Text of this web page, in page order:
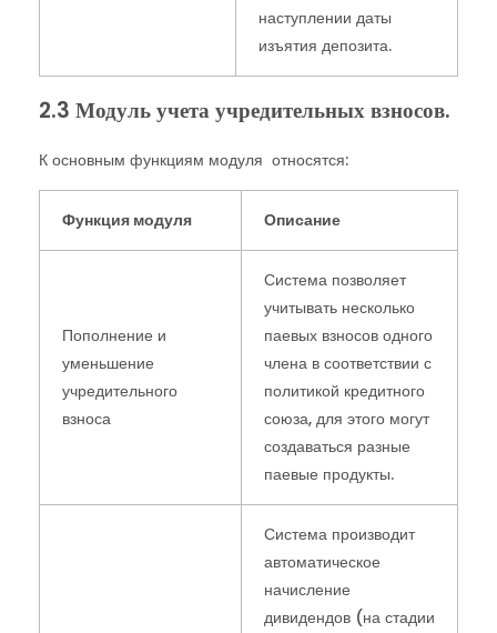
наступлении даты
изъятия депозита.
2.3 Модуль учета учредительных взносов.
К основным функциям модуля относятся:
Функция модуля Описание
Пополнение и
уменьшение
учредительного
взноса
Система позволяет
учитывать несколько
паевых взносов одного
члена в соответствии с
политикой кредитного
союза, для этого могут
создаваться разные
паевые продукты.
Система производит
автоматическое
начисление
дивидендов (на стадии